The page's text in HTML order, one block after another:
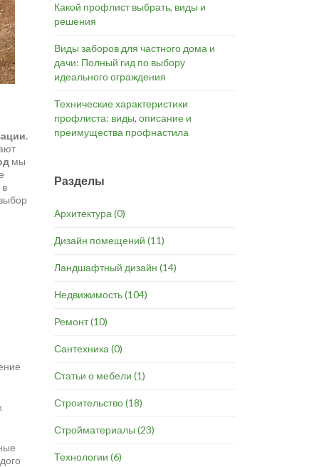
мы
в
Какой профлист выбрать, виды и
решения
Виды заборов для частного дома и
дачи: Полный гид по выбору
идеального ограждения
Технические характеристики
профлиста: виды, описание и
преимущества профнастила
Разделы
Архитектура (0)
Дизайн помещений (11)
Ландшафтный дизайн (14)
Недвижимость(104)
Ремонт(10)
Сантехника (0)
Статьи о мебели (1)
Строительство(18)
Стройматериалы (23)
Технологии (6)